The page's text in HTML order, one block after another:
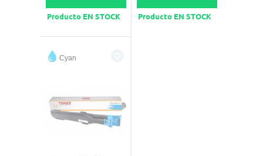
Producto EN STOCK Producto EN STOCK
Cyan